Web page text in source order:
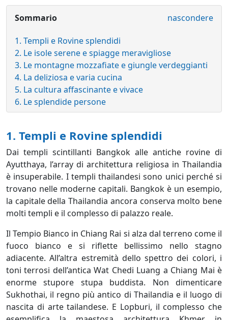
Sommario nascondere
1. Templi e Rovine splendidi
2. Le isole serene e spiagge meravigliose
3. Le montagne mozzafiate e giungle verdeggianti
4. La deliziosa e varia cucina
5. La cultura affascinante e vivace
6. Le splendide persone
1. Templi e Rovine splendidi
Dai templi scintillanti Bangkok alle antiche rovine di
Ayutthaya, l’array di architettura religiosa in Thailandia
è insuperabile. I templi thailandesi sono unici perché si
trovano nelle moderne capitali. Bangkok è un esempio,
la capitale della Thailandia ancora conserva molto bene
molti templi e il complesso di palazzo reale.
Il Tempio Bianco in Chiang Rai si alza dal terreno come il
fuoco bianco e si riflette bellissimo nello stagno
adiacente. All’altra estremità dello spettro dei colori, i
toni terrosi dell’antica Wat Chedi Luang a Chiang Mai è
enorme stupore stupa buddista. Non dimenticare
Sukhothai, il regno più antico di Thailandia e il luogo di
nascita di arte tailandese. E Lopburi, il complesso che